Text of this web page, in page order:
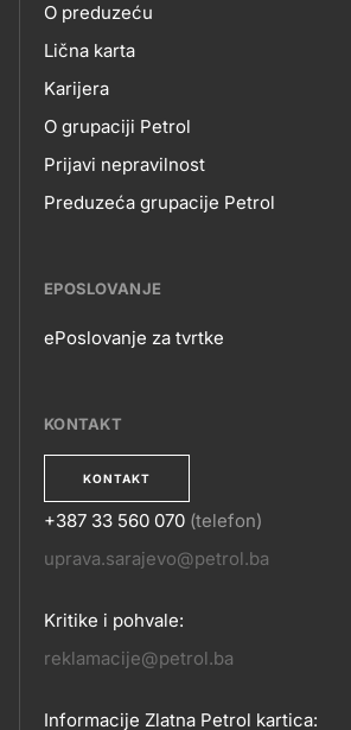
skupno.footer-
title???
O
NAMA
O preduzeću
Lična karta
Karijera
O grupaciji Petrol
Prijavi nepravilnost
Preduzeća grupacije Petrol
EPOSLOVANJE
ePoslovanje za tvrtke
KONTAKT
KONTAKT
KONTAKT
+387 33 560 070 (telefon)
uprava.sarajevo@petrol.ba
Kritike i pohvale:
reklamacije@petrol.ba
Informacije Zlatna Petrol kartica: